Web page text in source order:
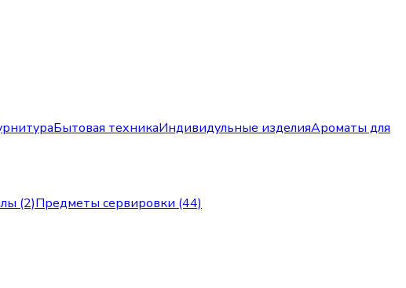
Бытовая техникаИндивидульные изделияАроматы для
(2)Предметы сервировки (44)